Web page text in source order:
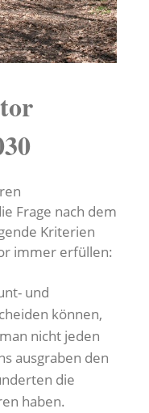
Frage nach dem
Kriterien
immer erfüllen:
und
können,
nicht jeden
ausgraben den
die
haben.